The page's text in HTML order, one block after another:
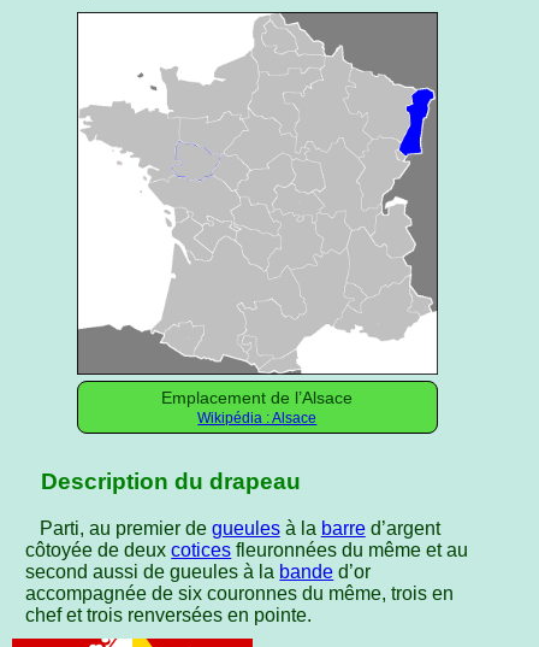
Emplacement de l’Alsace
Wikipédia : Alsace
Description du drapeau
Parti, au premier de gueulesà la barred’argent
côtoyée de deuxcotices fleuronnées du même et au
second aussi de gueules à la bande d’or
accompagnée de six couronnes du même, trois en
chef et trois renversées en pointe.